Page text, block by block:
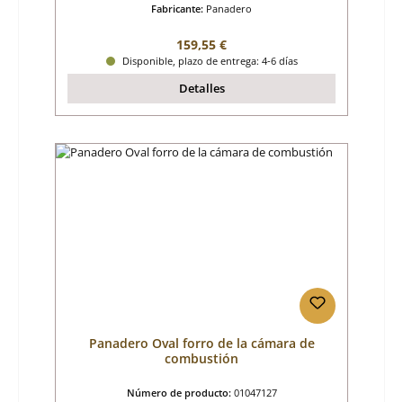
Fabricante: Panadero
Precio normal:
159,55 €
Disponible, plazo de entrega: 4-6 días
Detalles
Panadero Oval forro de la cámara de
combustión
Número de producto: 01047127